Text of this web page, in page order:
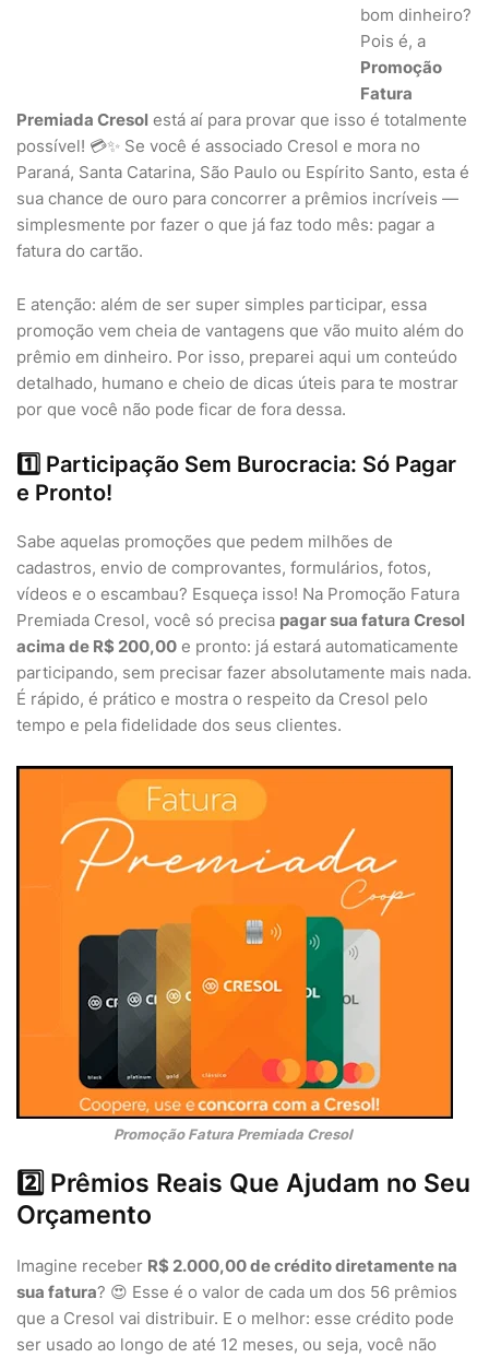
bom dinheiro?
Pois é, a
Promoção
Fatura
Premiada Cresol está aí para provar que isso é totalmente
possível! 💳✨ Se você é associado Cresol e mora no
Paraná, Santa Catarina, São Paulo ou Espírito Santo, esta é
sua chance de ouro para concorrer a prêmios incríveis —
simplesmente por fazer o que já faz todo mês: pagar a
fatura do cartão.
E atenção: além de ser super simples participar, essa
promoção vem cheia de vantagens que vão muito além do
prêmio em dinheiro. Por isso, preparei aqui um conteúdo
detalhado, humano e cheio de dicas úteis para te mostrar
por que você não pode ficar de fora dessa.
1️⃣ Participação Sem Burocracia: Só Pagar
e Pronto!
Sabe aquelas promoções que pedem milhões de
cadastros, envio de comprovantes, formulários, fotos,
vídeos e o escambau? Esqueça isso! Na Promoção Fatura
Premiada Cresol, você só precisa pagar sua fatura Cresol
acima de R$ 200,00 e pronto: já estará automaticamente
participando, sem precisar fazer absolutamente mais nada.
É rápido, é prático e mostra o respeito da Cresol pelo
tempo e pela fidelidade dos seus clientes.
Promoção Fatura Premiada Cresol
2️⃣ Prêmios Reais Que Ajudam no Seu
Orçamento
Imagine receber R$ 2.000,00 de crédito diretamente na
sua fatura? 😍 Esse é o valor de cada um dos 56 prêmios
que a Cresol vai distribuir. E o melhor: esse crédito pode
ser usado ao longo de até 12 meses, ou seja, você não